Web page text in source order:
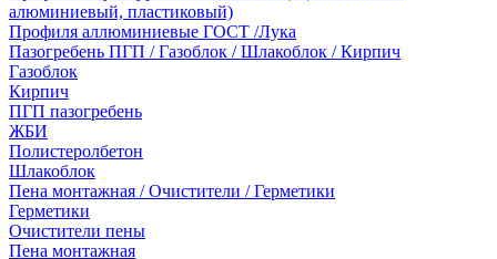
алюминиевый, пластиковый)
Профиля аллюминиевые ГОСТ /Лука
Пазогребень ПГП / Газоблок / Шлакоблок / Кирпич
Газоблок
Кирпич
ПГП пазогребень
ЖБИ
Полистеролбетон
Шлакоблок
Пена монтажная / Очистители / Герметики
Герметики
Очистители пены
Пена монтажная